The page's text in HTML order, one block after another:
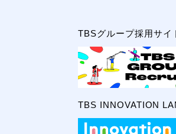
TBSグループ採用サイ
TBS INNOVATION